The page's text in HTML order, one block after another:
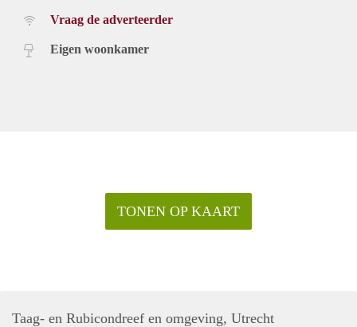
Vraag de adverteerder
Eigen woonkamer
TONEN OP KAART
Taag- en Rubicondreef en omgeving, Utrecht